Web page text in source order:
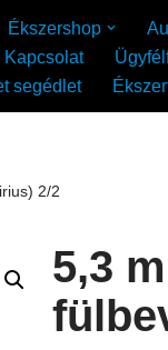
Ékszershop
Kapcsolat
segédlet
2/2
5,3